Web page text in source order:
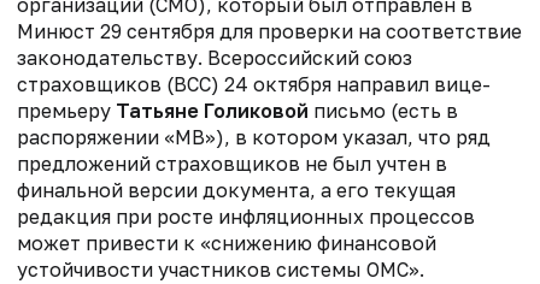
организаций (СМО), который был отправлен в
Минюст 29 сентября для проверки на соответствие
законодательству. Всероссийский союз
страховщиков (ВСС) 24 октября направил вице-
премьеру Татьяне Голиковой письмо (есть в
распоряжении «МВ»), в котором указал, что ряд
предложений страховщиков не был учтен в
финальной версии документа, а его текущая
редакция при росте инфляционных процессов
может привести к «снижению финансовой
устойчивости участников системы ОМС».